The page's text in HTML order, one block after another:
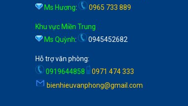
Ms Hương: 0965 733 889
Khu vực Miền Trung
Ms Quỳnh: 0945452682
Hỗ trợ văn phòng:
0919644858
0971 474 333
bienhieuvanphong@gmail.com